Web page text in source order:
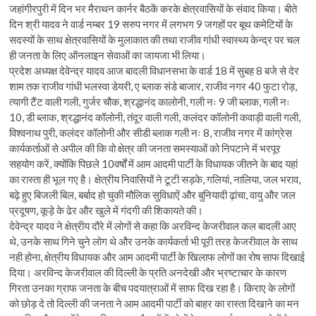
जहांगीरपुरी में दिन भर मैराथन कार्नर बैठकें करके क्षेत्रवासियों के संवाद किया। बीते
दिन श्री यादव ने वार्ड नम्बर 19 सरुप नगर में लगभग 9 जगहों पर बूथ कमेटियों के
सदस्यों के साथ क्षेत्रवासियों के मुलाकात की तथा राजीव गांधी स्वास्थ्य केन्द्र पर चल
ही जनता के लिए ऑनलाइन सेवाओं का जायजा भी लिया।
प्रदेश अध्यक्ष देवेन्द्र यादव आज बादली विधानसभा के वार्ड 18 में सुबह 8 बजे से देर
शाम तक राजीव गांधी भलस्वा डेयरी, ए ब्लाक संडे बाजार, राजीव नगर 40 फुटा रोड़,
त्यागी टैंट वाली गली, गुर्जर चौक, श्रद्धानंद कालोनी, गली नः 9 जी ब्लाक, गली नः
10, डी ब्लाक, श्रद्धानंद कॉलोनी, तंदूर वाली गली, कलंदर कॉलोनी कवाड़ी वाली गली,
विश्वनाथ पुरी, कलंदर कॉलोनी और सीडी ब्लाक गली नः 8, राजीव नगर में कांग्रेस
कार्यकर्ताओं से अपील की कि वो क्षेत्र की जनता समस्याओं को निपटाने में भरपूर
सहयोग करें, क्योंकि पिछले 10वर्षों में आम आदमी पार्टी के विधायक जीतने के बाद यहां
का रास्ता ही भूल गए है। क्षेत्रीय निवासियों ने टूटी सड़के, गलियां, नालिया, जल भराव,
बढ़े हुए बिजली बिल, बर्बाद हो चुकी मौलिक सुविधाऐं और बुनियादी ढ़ांचा, वायु और जल
प्रदूषण, कूड़े के ढेर और खुले में गंदगी की शिकायते की।
देवेन्द्र यादव ने क्षेत्रीय दौरे में लोगों से कहा कि अरविन्द केजरीवाल कल बादली आए
थे, उनके साथ गिने चुने लोग थे और उनके कार्यकर्ता भी पूरी तरह केजरीवाल के साथ
नही होना, क्षेत्रीय विधायक और आम आदमी पार्टी के खिलाफ लोगों का रोष साफ दिखाई
दिया। अरविन्द केजरीवाल की दिल्ली के प्रति अनदेखी और भ्रष्टाचार के कारण
गिरता उनका ग्राफ जनता के बीच पदयात्राओं में साफ दिख रहा है। किराए के लोगों
को छोड़ दे तो दिल्ली की जनता ने आम आदमी पार्टी को बाहर का रास्ता दिखाने का मन